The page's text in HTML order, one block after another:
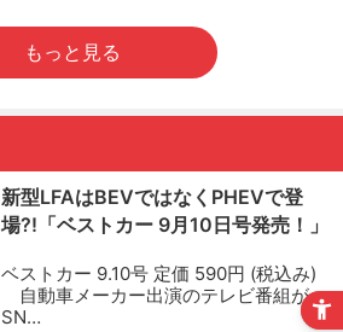
もっと見る
新型LFAはBEVではなくPHEVで登
場?!「ベストカー 9月10日号発売！」
ベストカー 9.10号 定価 590円 (税込み)
自動車メーカー出演のテレビ番組が
SN…